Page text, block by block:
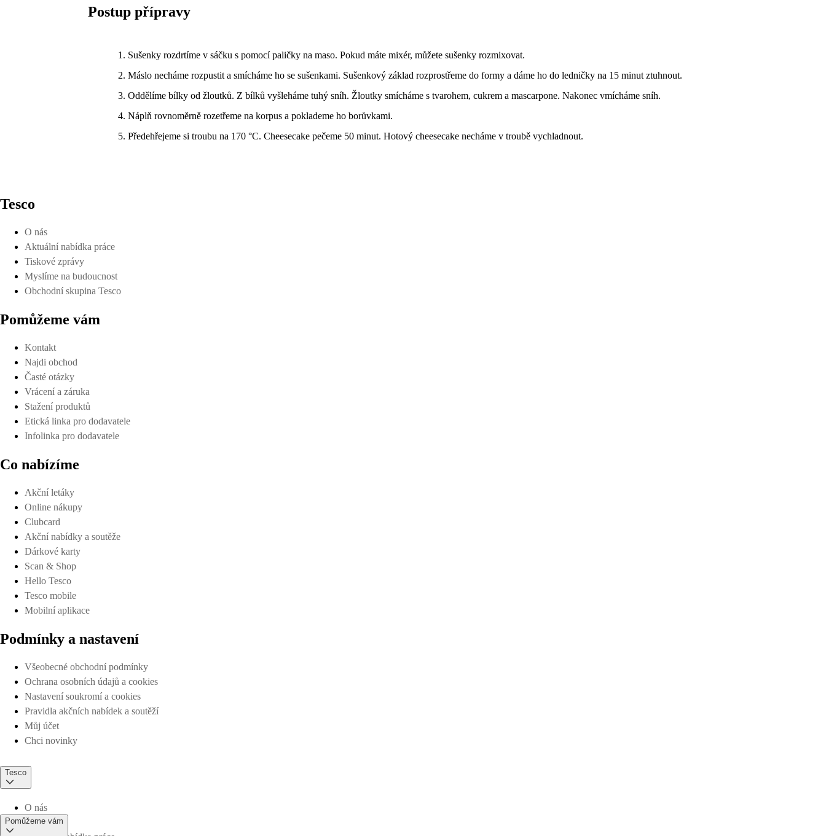
Postup přípravy
Sušenky rozdrtíme v sáčku s pomocí paličky na maso. Pokud máte mixér, můžete sušenky rozmixovat.
Máslo necháme rozpustit a smícháme ho se sušenkami. Sušenkový základ rozprostřeme do formy a dáme ho do ledničky na 15 minut ztuhnout.
Oddělíme bílky od žloutků. Z bílků vyšleháme tuhý sníh. Žloutky smícháme s tvarohem, cukrem a mascarpone. Nakonec vmícháme sníh.
Náplň rovnoměrně rozetřeme na korpus a poklademe ho borůvkami.
Předehřejeme si troubu na 170 °C. Cheesecake pečeme 50 minut. Hotový cheesecake necháme v troubě vychladnout.
Tesco
O nás
Aktuální nabídka práce
Tiskové zprávy
Myslíme na budoucnost
Obchodní skupina Tesco
Pomůžeme vám
Kontakt
Najdi obchod
Časté otázky
Vrácení a záruka
Stažení produktů
Etická linka pro dodavatele
Infolinka pro dodavatele
Co nabízíme
Akční letáky
Online nákupy
Clubcard
Akční nabídky a soutěže
Dárkové karty
Scan & Shop
Hello Tesco
Tesco mobile
Mobilní aplikace
Podmínky a nastavení
Všeobecné obchodní podmínky
Ochrana osobních údajů a cookies
Nastavení soukromí a cookies
Pravidla akčních nabídek a soutěží
Můj účet
Chci novinky
Tesco
O nás
Pomůžeme vám